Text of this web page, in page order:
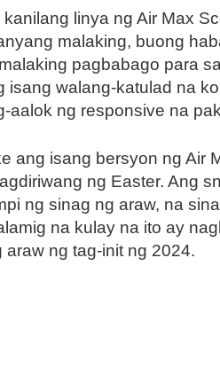
linya ng Air Max
malaking, buong
pagbabago para
isang walang-katulad na
ng responsive na
ang isang bersyon ng
ng Easter. Ang
ng sinag ng araw, na
na kulay na ito ay
ng tag-init ng 2024.